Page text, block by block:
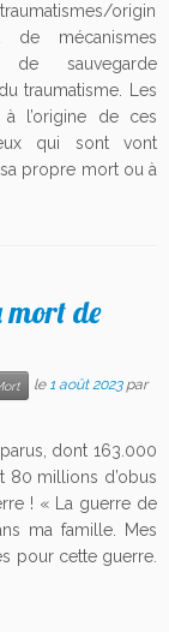
origin
de mécanismes
de sauvegarde
traumatisme. Les
à l’origine de ces
qui sont vont
propre mort ou à
mort de
le 1 août 2023 par
dont 163.000
80 millions d’obus
! « La guerre de
ma famille. Mes
pour cette guerre.